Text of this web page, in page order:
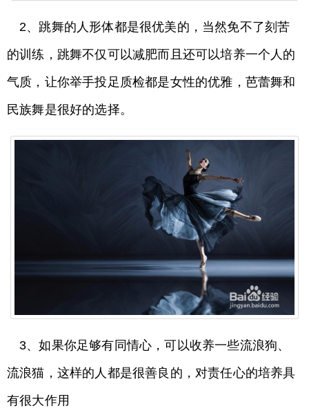
2、跳舞的人形体都是很优美的，当然免不了刻苦
的训练，跳舞不仅可以减肥而且还可以培养一个人的
气质，让你举手投足质检都是女性的优雅，芭蕾舞和
民族舞是很好的选择。
3、如果你足够有同情心，可以收养一些流浪狗、
流浪猫，这样的人都是很善良的，对责任心的培养具
有很大作用